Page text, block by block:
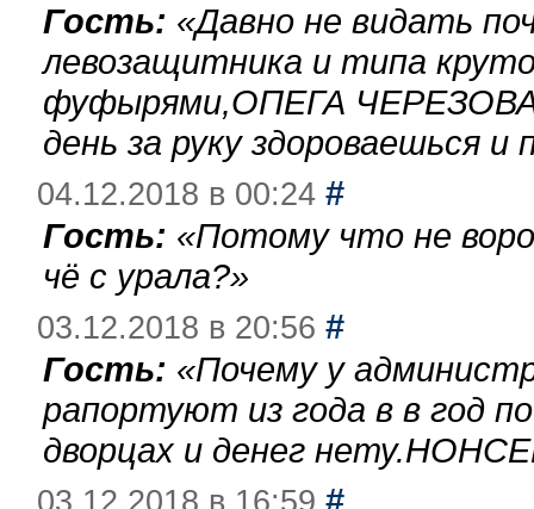
Гость: «Давно не видать
левозащитника и типа
фуфырями,ОПЕГА
день за руку здороваешься
04.12.2018 в 00:24 #
Гость: «Потому что не
чё с урала?»
03.12.2018 в 20:56 #
Гость: «Почему у
рапортуют из года в в год
дворцах и денег
03.12.2018 в 16:59 #